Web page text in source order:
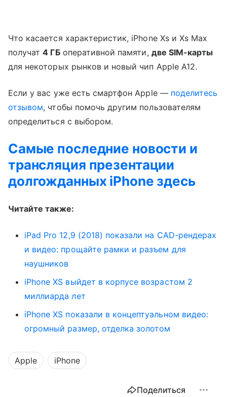
Что касается характеристик, iPhone Xs и Xs Max
получат4 ГБоперативной памяти, две SIM-карты
для некоторых рынков и новый чип Apple A12.
Если у вас уже есть смартфон Apple — поделитесь
отзывом, чтобы помочь другим пользователям
определиться с выбором.
Самые последние новости и
трансляция презентации
долгожданных iPhone здесь
Читайте также:
iPad Pro 12,9 (2018) показали на CAD-рендерах
и видео: прощайте рамки и разъем для
наушников
iPhone XS выйдет в корпусе возрастом 2
миллиарда лет
iPhone XS показали в концептуальном видео:
огромный размер, отделка золотом
Apple iPhone
Поделиться